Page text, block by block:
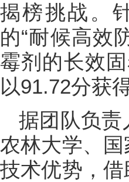
揭榜挑战。
的“耐候高效
霉剂的长效
以91.72分获
据团队负责
农林大学、
技术优势，